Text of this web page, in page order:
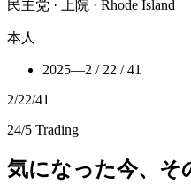
民主党 · 上院 · Rhode Island
本人
2025—2 / 22 / 41
2/22/41
24/5 Trading
気になった今、そ